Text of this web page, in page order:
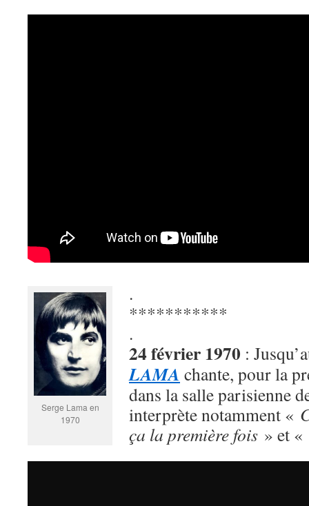
Serge Lama en
1970
.
***********
.
24 février 1970 :
LAMA chante, pour la
dans la salle parisienne
interprète notamment «
ça la première fois » et «